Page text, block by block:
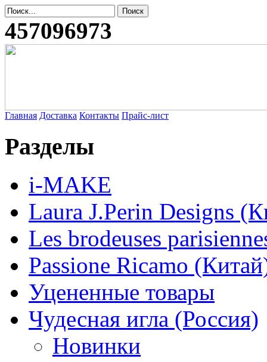
457096973
Главная Доставка Контакты Прайс-лист
Разделы
i-MAKE
Laura J.Perin Designs
Les brodeuses
Passione Ricamo
Уцененные товары
Чудесная игла (Россия)
Новинки